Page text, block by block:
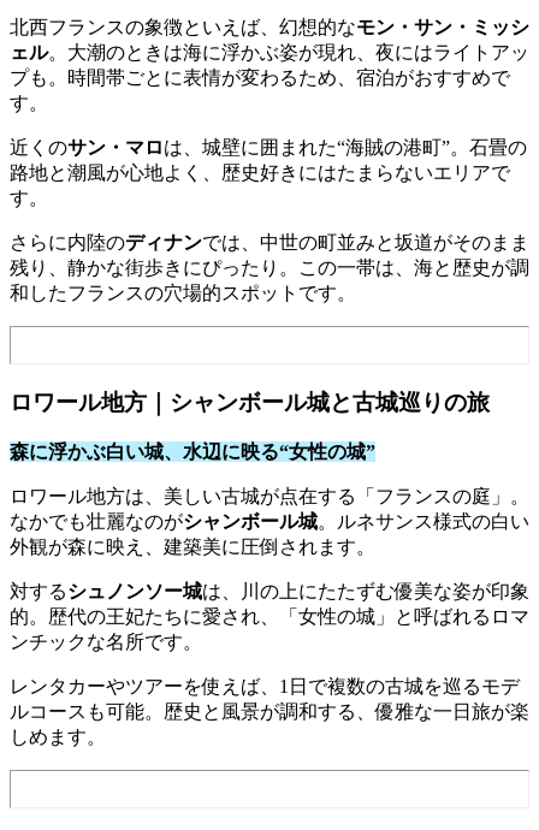
北西フランスの象徴といえば、幻想的なモン・サン・ミッシ
ェル。大潮のときは海に浮かぶ姿が現れ、夜にはライトアッ
プも。時間帯ごとに表情が変わるため、宿泊がおすすめで
す。
近くのサン・マロは、城壁に囲まれた“海賊の港町”。石畳の
路地と潮風が心地よく、歴史好きにはたまらないエリアで
す。
さらに内陸のディナンでは、中世の町並みと坂道がそのまま
残り、静かな街歩きにぴったり。この一帯は、海と歴史が調
和したフランスの穴場的スポットです。
ロワール地方｜シャンボール城と古城巡りの旅
森に浮かぶ白い城、水辺に映る“女性の城”
ロワール地方は、美しい古城が点在する「フランスの庭」。
なかでも壮麗なのがシャンボール城。ルネサンス様式の白い
外観が森に映え、建築美に圧倒されます。
対するシュノンソー城は、川の上にたたずむ優美な姿が印象
的。歴代の王妃たちに愛され、「女性の城」と呼ばれるロマ
ンチックな名所です。
レンタカーやツアーを使えば、1日で複数の古城を巡るモデ
ルコースも可能。歴史と風景が調和する、優雅な一日旅が楽
しめます。